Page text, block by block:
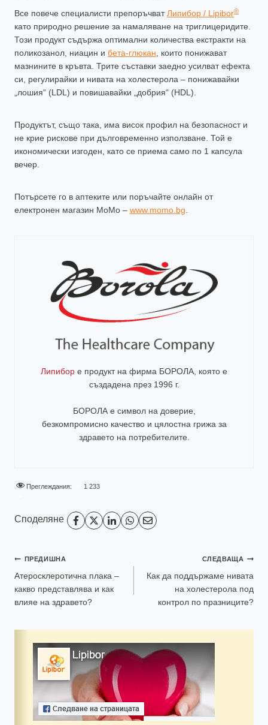
Все повече специалисти препоръчватЛипибор / Lipibor®
като природно решение за намаляване на триглицеридите.
Този продукт съдържа оптимални количества екстракти на
поликозанол, ниацин и бета-глюкан, които понижават
мазнините в кръвта. Трите съставки заедно усилват ефекта
си, регулирайки и нивата на холестерола – понижавайки
„лошия“ (LDL) и повишавайки „добрия“ (HDL).
Продуктът, също така, има висок профил на безопасност и
не крие рискове при дълговременно използване. Той е
икономически изгоден, като се приема само по 1 капсула
вечер.
Потърсете го в аптеките или поръчайте онлайн от
електронен магазин MoMo – www.momo.bg.
Липибор е продукт на фирма БОРОЛА, която е
създадена през 1996 г.
БОРОЛА е символ на доверие,
безкомпромисно качество и цялостна грижа за
здравето на потребителите.
Преглеждания: 1 233
Споделяне
ПРЕДИШНА
Атеросклеротична плака –
какво представлява и как
влияе на здравето?
СЛЕДВАЩА
Как да поддържаме нивата
на холестеролa под
контрол по празниците?